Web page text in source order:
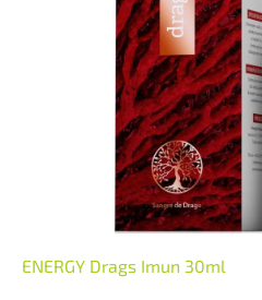
ENERGY Drags Imun 30ml